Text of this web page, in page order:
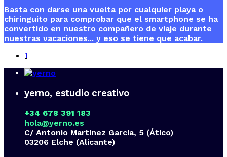
Basta con darse una vuelta por cualquier playa o
chiringuito para comprobar que el smartphone se ha
convertido en nuestro compañero de viaje durante
nuestras vacaciones... y eso se tiene que acabar.
1
yerno, estudio creativo
+34 678 391 183
hola@yerno.es
C/ Antonio Martínez García, 5 (Ático)
03206 Elche (Alicante)